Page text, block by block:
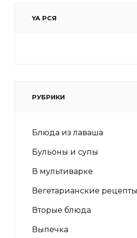
YA РСЯ
РУБРИКИ
Блюда из лаваша
Бульоны и супы
В мультиварке
Вегетарианские рецепты
Вторые блюда
Выпечка